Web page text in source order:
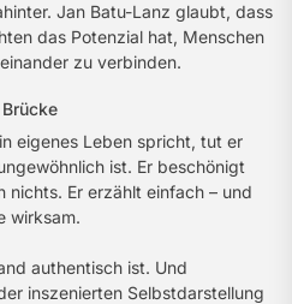
Jan Batu-Lanz glaubt, dass
das Potenzial hat, Menschen
zu verbinden.
eigenes Leben spricht, tut er
ist. Er beschönigt
nichts. Er erzählt einfach – und
wirksam.
authentisch ist. Und
inszenierten Selbstdarstellung